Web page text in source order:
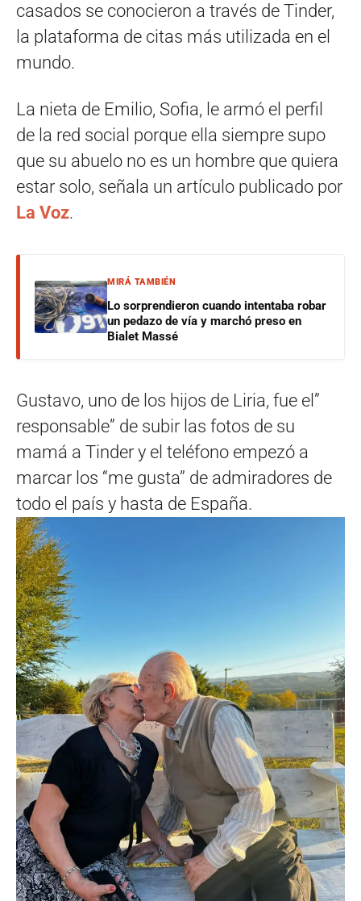
casados se conocieron a través de Tinder,
la plataforma de citas más utilizada en el
mundo.
La nieta de Emilio, Sofia, le armó el perfil
de la red social porque ella siempre supo
que su abuelo no es un hombre que quiera
estar solo, señala un artículo publicado por
La Voz.
MIRÁ TAMBIÉN
Lo sorprendieron cuando intentaba robar
un pedazo de vía y marchó preso en
Bialet Massé
Gustavo, uno de los hijos de Liria, fue el”
responsable” de subir las fotos de su
mamá a Tinder y el teléfono empezó a
marcar los “me gusta” de admiradores de
todo el país y hasta de España.